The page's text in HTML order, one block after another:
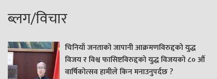
ब्लग/विचार
चिनियाँ जनताको जापानी आक्रमणविरुद्दको युद्ध
विजय र विश्व फासिष्टविरुद्दको युद्ध विजयको ८० औं
वार्षिकोत्सव हामीले किन मनाउनुपर्दछ ?